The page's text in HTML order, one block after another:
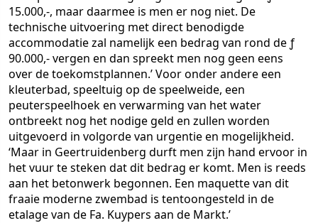
15.000,-, maar daarmee is men er nog niet. De
technische uitvoering met direct benodigde
accommodatie zal namelijk een bedrag van rond de ƒ
90.000,- vergen en dan spreekt men nog geen eens
over de toekomstplannen.’ Voor onder andere een
kleuterbad, speeltuig op de speelweide, een
peuterspeelhoek en verwarming van het water
ontbreekt nog het nodige geld en zullen worden
uitgevoerd in volgorde van urgentie en mogelijkheid.
‘Maar in Geertruidenberg durft men zijn hand ervoor in
het vuur te steken dat dit bedrag er komt. Men is reeds
aan het betonwerk begonnen. Een maquette van dit
fraaie moderne zwembad is tentoongesteld in de
etalage van de Fa. Kuypers aan de Markt.’